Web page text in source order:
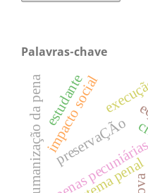
Palavras-chave
penas
preservaÇÃo
humanização da pena sistema penal
impacto social
estudante